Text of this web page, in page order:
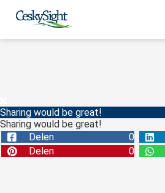
Sharing would be great!
Sharing would be great!
Delen
0
Delen
0